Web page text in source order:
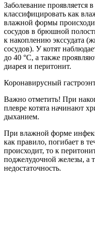
Заболевание проявляется
классифицировать как
влажной формы
сосудов в брюшной
к накоплению экссудата
сосудов). У котят
до 40 °С, а также
диарея и перитонит.
Коронавирусный
Важно отметить! При
плевре котята начинают
дыханием.
При влажной форме
как правило, погибает в
происходит, то к
поджелудочной железы, а
недостаточность.